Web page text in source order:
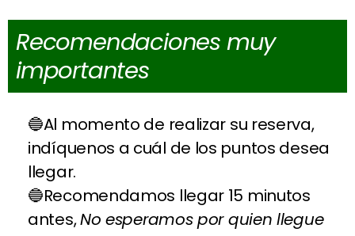
Recomendaciones muy
importantes
Al momento de realizar su reserva,
indíquenos a cuál de los puntos desea
llegar.
Recomendamos llegar 15 minutos
antes,No esperamos por quien llegue